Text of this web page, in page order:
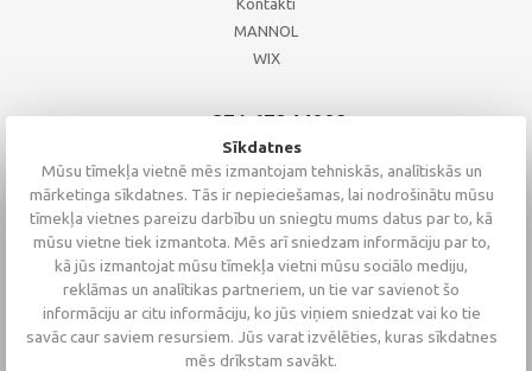
Kontakti
MANNOL
WIX
+371 67244008
+371 67271055
+371 26002793
Sīkdatnes
Mūsu tīmekļa vietnē mēs izmantojam tehniskās, analītiskās un
mārketinga sīkdatnes. Tās ir nepieciešamas, lai nodrošinātu mūsu
tīmekļa vietnes pareizu darbību un sniegtu mums datus par to, kā
mūsu vietne tiek izmantota. Mēs arī sniedzam informāciju par to,
kā jūs izmantojat mūsu tīmekļa vietni mūsu sociālo mediju,
reklāmas un analītikas partneriem, un tie var savienot šo
informāciju ar citu informāciju, ko jūs viņiem sniedzat vai ko tie
savāc caur saviem resursiem. Jūs varat izvēlēties, kuras sīkdatnes
mēs drīkstam savākt.